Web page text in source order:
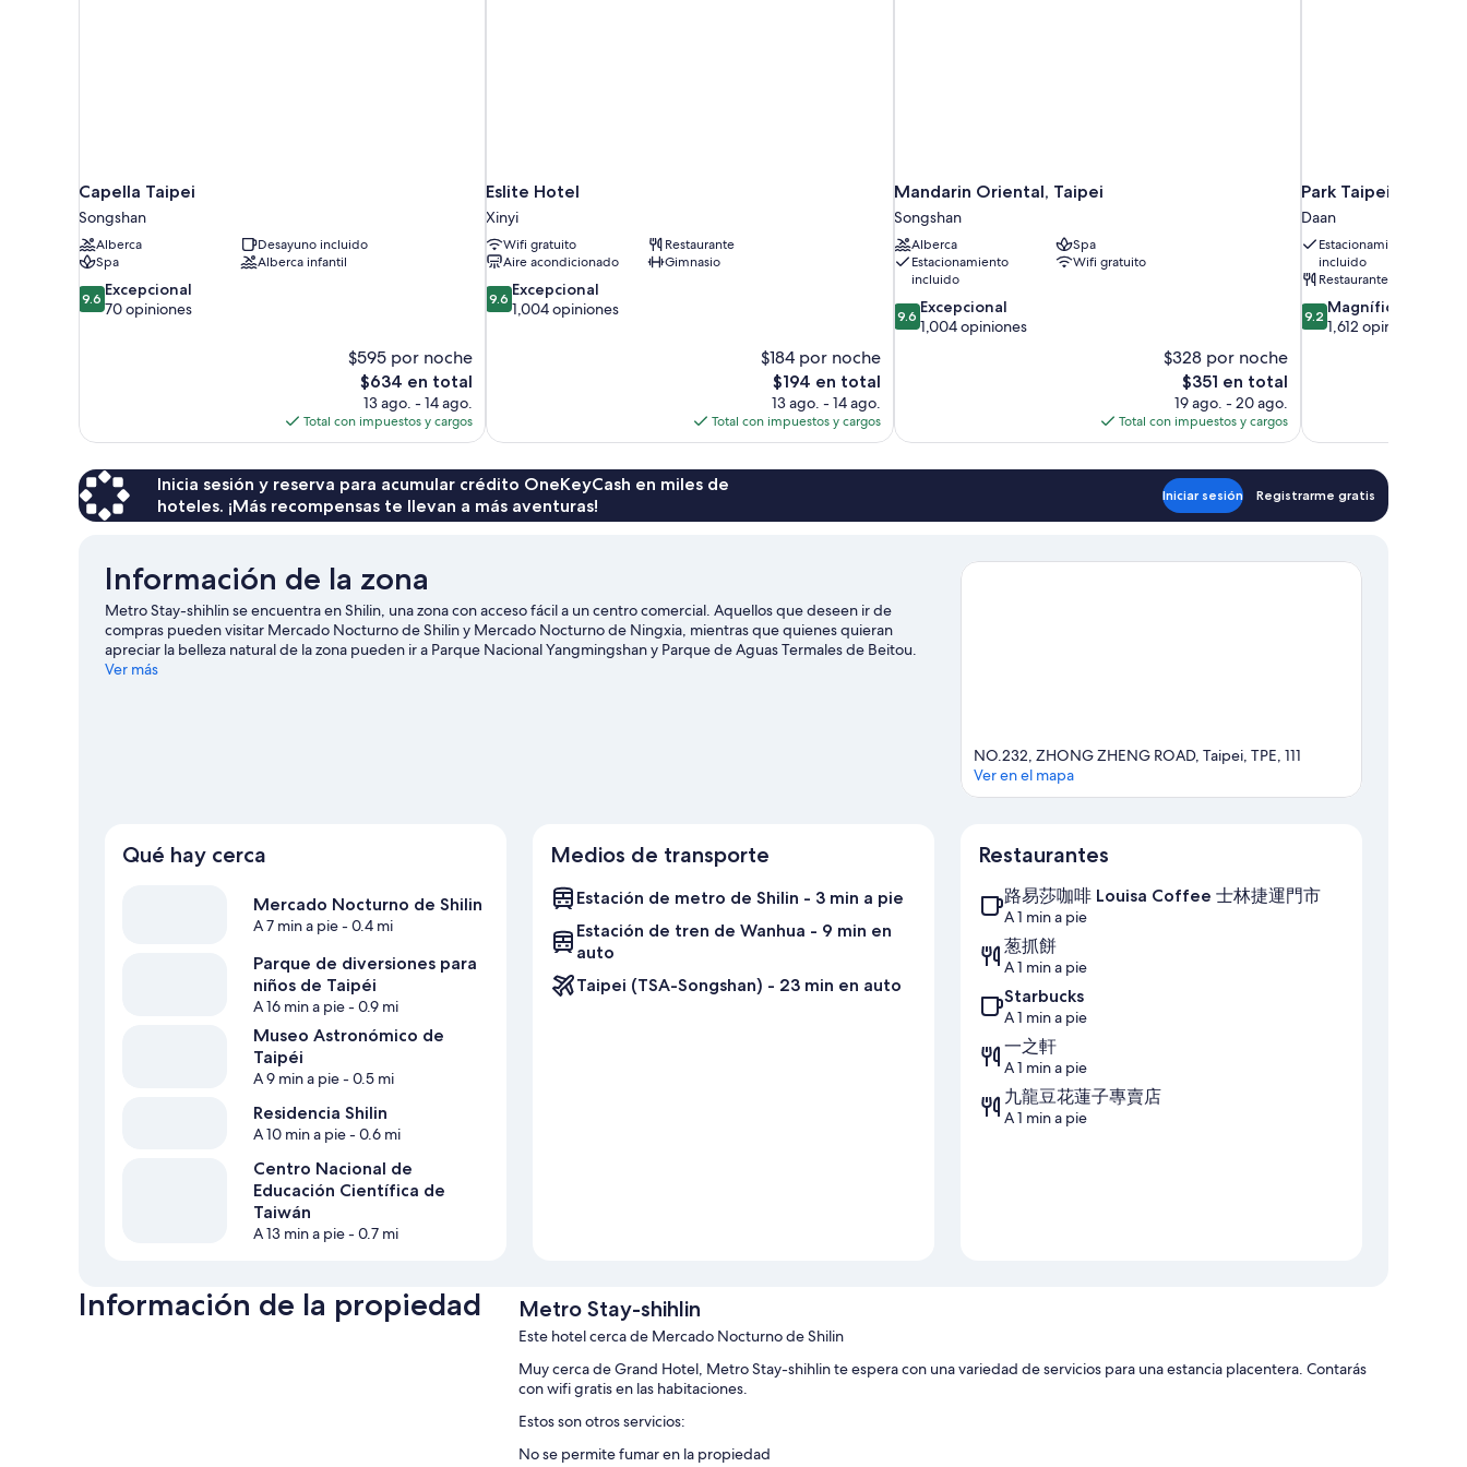
Capella Taipei
Songshan
Alberca
Desayuno incluido
Spa
Alberca infantil
9.6
de
9.6 Excepcional
70 opiniones
$595 por noche
El
precio
actual
es
$634
$634 en total
13 ago. - 14 ago.
Total con impuestos y cargos
Eslite Hotel
Xinyi
Wifi gratuito
Restaurante
Aire acondicionado
Gimnasio
9.6
de
9.6 Excepcional
1,004 opiniones
$184 por noche
El
precio
actual
es
$194 en total
13 ago. - 14 ago.
Total con impuestos y cargos
Mandarin Oriental, Taipei
Songshan
Alberca
Spa
Estacionamiento
incluido
Wifi gratuito
9.6
de
9.6 Excepcional
1,004 opiniones
$328 por noche
El
precio
actual
es
$351
$351 en total
19 ago. - 20 ago.
Total con impuestos y cargos
Park Taipei Hotel
Daan
Estacionamiento
incluido
Restaurante
9.2
de
9.2 Magnífico
1,612 opiniones
Inicia sesión y reserva para acumular crédito OneKeyCash en miles de
hoteles. ¡Más recompensas te llevan a más aventuras!
Iniciar sesión Registrarme gratis
Información de la zona
Metro Stay-shihlin se encuentra en Shilin, una zona con acceso fácil a un centro comercial. Aquellos que deseen ir de
compras pueden visitar Mercado Nocturno de Shilin y Mercado Nocturno de Ningxia, mientras que quienes quieran
apreciar la belleza natural de la zona pueden ir a Parque Nacional Yangmingshan y Parque de Aguas Termales de Beitou.
Asiste a un evento o partido en Estadio de Taipei, y haz algo de tiempo para conocer Zoo de Taipei, una de las atracciones
Ver más
NO.232, ZHONG ZHENG ROAD, Taipei, TPE, 111
Ver en el mapa
Qué hay cerca
Mercado Nocturno de Shilin
A 7 min a pie- 0.4 mi
Parque de diversiones para
niños de Taipéi
A 16 min a pie- 0.9 mi
Museo Astronómico de
Taipéi
A 9 min a pie- 0.5 mi
Residencia Shilin
A 10 min a pie- 0.6 mi
Centro Nacional de
Educación Científica de
Taiwán
A 13 min a pie- 0.7 mi
Medios de transporte
Estación de metro de Shilin - 3 min a pie
Estación de tren de Wanhua - 9 min en
auto
Taipei (TSA-Songshan) - 23 min en auto
Restaurantes
路易莎咖啡 Louisa Coffee 士林捷運門市
A 1 min a pie
葱抓餅
A 1 min a pie
Starbucks
A 1 min a pie
一之軒
A 1 min a pie
九龍豆花蓮子專賣店
A 1 min a pie
Información de la propiedad Metro Stay-shihlin
Este hotel cerca de Mercado Nocturno de Shilin
Muy cerca de Grand Hotel, Metro Stay-shihlin te espera con una variedad de servicios para una estancia placentera. Contarás
con wifi gratis en las habitaciones.
Estos son otros servicios:
No se permite fumar en la propiedad